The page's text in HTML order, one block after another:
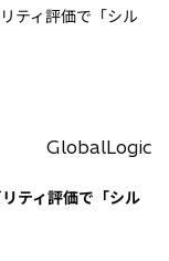
検索
ティ評価で「シル
GlobalLogic
ティ評価で「シル